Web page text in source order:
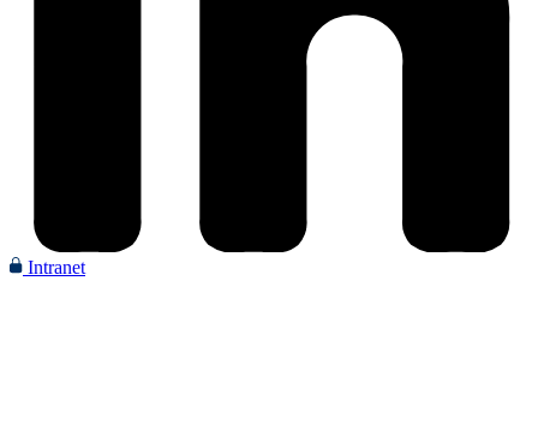
Intranet